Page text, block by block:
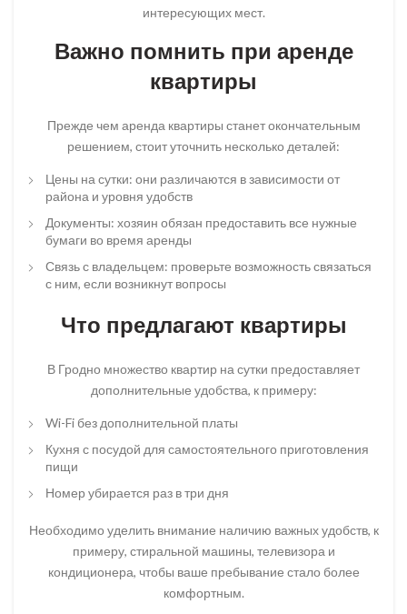
интересующих мест.
Важно помнить при аренде
квартиры
Прежде чем аренда квартиры станет окончательным
решением, стоит уточнить несколько деталей:
Цены на сутки: они различаются в зависимости от
района и уровня удобств
Документы: хозяин обязан предоставить все нужные
бумаги во время аренды
Связь с владельцем: проверьте возможность связаться
с ним, если возникнут вопросы
Что предлагают квартиры
В Гродно множество квартир на сутки предоставляет
дополнительные удобства, к примеру:
Wi-Fi без дополнительной платы
Кухня с посудой для самостоятельного приготовления
пищи
Номер убирается раз в три дня
Необходимо уделить внимание наличию важных удобств, к
примеру, стиральной машины, телевизора и
кондиционера, чтобы ваше пребывание стало более
комфортным.